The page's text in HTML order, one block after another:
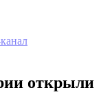
открыли